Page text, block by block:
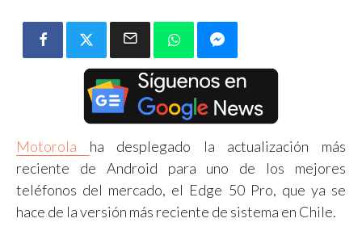
Motorola ha desplegado la actualización más
reciente de Android para uno de los mejores
teléfonos del mercado, el Edge 50 Pro, que ya se
hace de la versión más reciente de sistema en Chile.